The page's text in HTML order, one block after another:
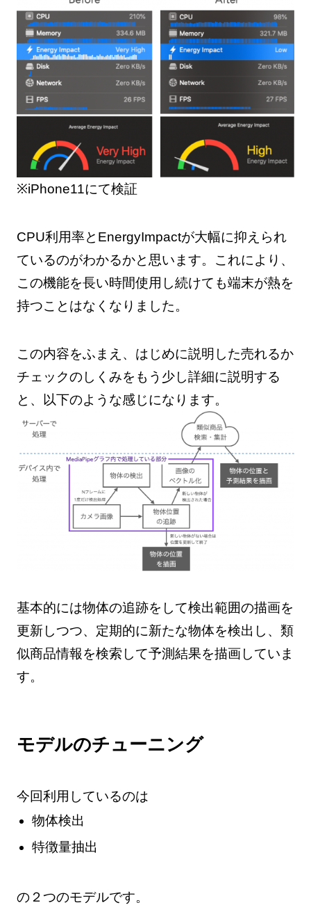
※iPhone11にて検証
CPU利用率とEnergyImpactが大幅に抑えられ
ているのがわかるかと思います。これにより、
この機能を長い時間使用し続けても端末が熱を
持つことはなくなりました。
この内容をふまえ、はじめに説明した売れるか
チェックのしくみをもう少し詳細に説明する
と、以下のような感じになります。
基本的には物体の追跡をして検出範囲の描画を
更新しつつ、定期的に新たな物体を検出し、類
似商品情報を検索して予測結果を描画していま
す。
モデルのチューニング
今回利用しているのは
物体検出
特徴量抽出
の２つのモデルです。